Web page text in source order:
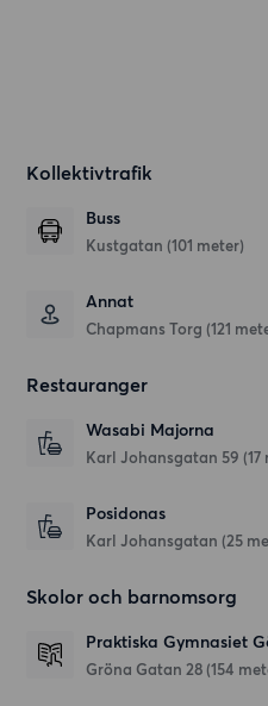
Kollektivtrafik
Buss
Kustgatan (101 meter)
Annat
Chapmans Torg (121
Restauranger
Wasabi Majorna
Karl Johansgatan 59
Posidonas
Karl Johansgatan (25
Skolor och barnomsorg
Praktiska Gymnasiet
Gröna Gatan 28 (154